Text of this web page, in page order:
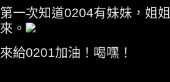
第一次知道0204有妹妹，姐
來。
來給0201加油！喝嘿！